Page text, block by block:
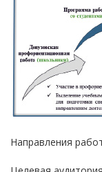
Направления